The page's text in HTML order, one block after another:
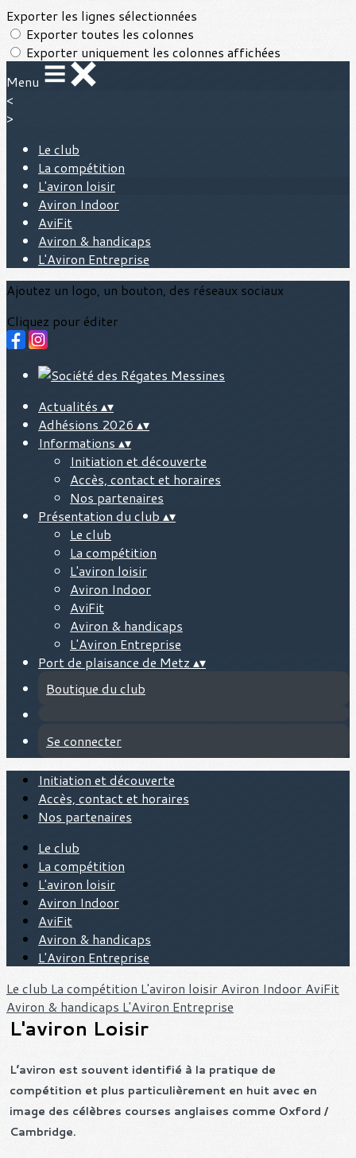
Exporter les lignes sélectionnées
Exporter toutes les colonnes
Exporter uniquement les colonnes affichées
Menu
<
>
Le club
La compétition
L'aviron loisir
Aviron Indoor
AviFit
Aviron & handicaps
L'Aviron Entreprise
Ajoutez un logo, un bouton, des réseaux sociaux
Cliquez pour éditer
Actualités ▴▾
Adhésions 2026 ▴▾
Informations ▴▾
Initiation et découverte
Accès, contact et horaires
Nos partenaires
Présentation du club ▴▾
Le club
La compétition
L'aviron loisir
Aviron Indoor
AviFit
Aviron & handicaps
L'Aviron Entreprise
Port de plaisance de Metz ▴▾
Boutique du club
Se connecter
Initiation et découverte
Accès, contact et horaires
Nos partenaires
Le club
La compétition
L'aviron loisir
Aviron Indoor
AviFit
Aviron & handicaps
L'Aviron Entreprise
Le club La compétition L'aviron loisir Aviron Indoor AviFit
Aviron & handicaps L'Aviron Entreprise
L'aviron Loisir
L’aviron est souvent identifié à la pratique de
compétition et plus particulièrement en huit avec en
image des célèbres courses anglaises comme Oxford /
Cambridge.